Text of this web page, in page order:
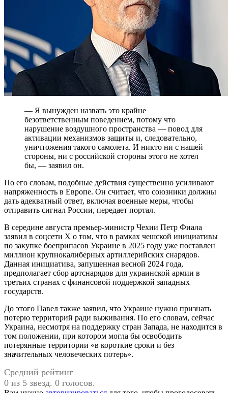
— Я вынужден назвать это крайне
безответственным поведением, потому что
нарушение воздушного пространства — повод для
активации механизмов защиты и, следовательно,
уничтожения такого самолета. И никто ни с нашей
стороны, ни с российской стороны этого не хотел
бы, — заявил он.
По его словам, подобные действия существенно усиливают
напряженность в Европе. Он считает, что союзники должны
дать адекватный ответ, включая военные меры, чтобы
отправить сигнал России, передает портал.
В середине августа премьер-министр Чехии Петр Фиала
заявил в соцсети X о том, что в рамках чешской инициативы
по закупке боеприпасов Украине в 2025 году уже поставлен
миллион крупнокалиберных артиллерийских снарядов.
Данная инициатива, запущенная весной 2024 года,
предполагает сбор артснарядов для украинской армии в
третьих странах с финансовой поддержкой западных
государств.
До этого Павел также заявил, что Украине нужно признать
потерю территорий ради выживания. По его словам, сейчас
Украина, несмотря на поддержку стран Запада, не находится в
том положении, при котором могла бы освободить
потерянные территории «в короткие сроки и без
значительных человеческих потерь».
Средний рейтинг
0 из 5 звезд. 0 голосов.